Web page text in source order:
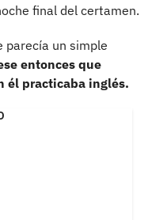
final del certamen.
parecía un simple
entonces que
él practicaba inglés.